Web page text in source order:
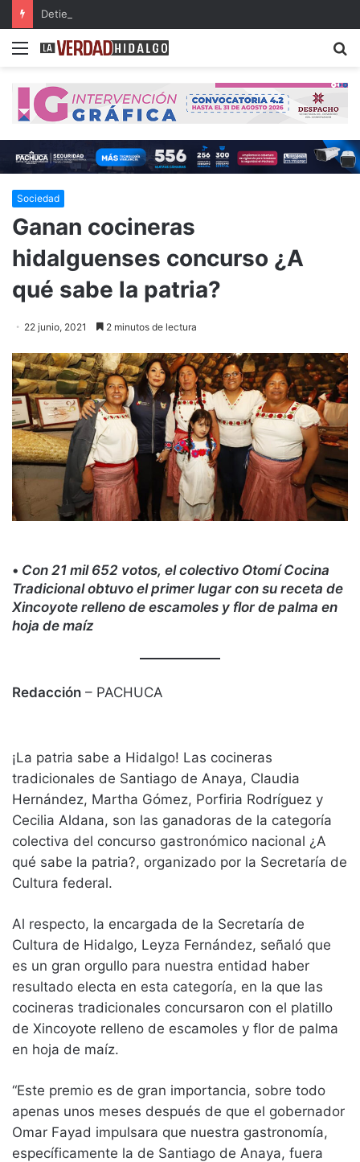
Menu
Sociedad
Ganan cocineras
hidalguenses concurso ¿A
qué sabe la patria?
22 junio, 2021 2 minutos de lectura
• Con 21 mil 652 votos, el colectivo Otomí Cocina
Tradicional obtuvo el primer lugar con su receta de
Xincoyote relleno de escamoles y flor de palma en
hoja de maíz
Redacción – PACHUCA
¡La patria sabe a Hidalgo! Las cocineras
tradicionales de Santiago de Anaya, Claudia
Hernández, Martha Gómez, Porfiria Rodríguez y
Cecilia Aldana, son las ganadoras de la categoría
colectiva del concurso gastronómico nacional ¿A
qué sabe la patria?, organizado por la Secretaría de
Cultura federal.
Al respecto, la encargada de la Secretaría de
Cultura de Hidalgo, Leyza Fernández, señaló que
es un gran orgullo para nuestra entidad haber
resultado electa en esta categoría, en la que las
cocineras tradicionales concursaron con el platillo
de Xincoyote relleno de escamoles y flor de palma
en hoja de maíz.
“Este premio es de gran importancia, sobre todo
apenas unos meses después de que el gobernador
Omar Fayad impulsara que nuestra gastronomía,
específicamente la de Santiago de Anaya, fuera